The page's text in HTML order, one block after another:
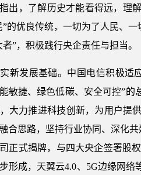
出，了解历史才能看得远，理
”的优良传统，一切为了人民、
”，积极践行央企责任与担当。
新发展基础。中国电信积极适
敏捷、绿色低碳、安全可控”的
大力推进科技创新，为用户提
合思路，坚持行业协同、深化
正式揭牌，与四大央企签署股
形成，天翼云4.0、5G边缘网